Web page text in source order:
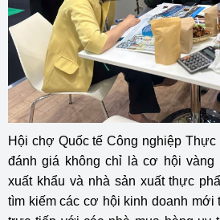
Hội chợ Quốc tế Công nghiệp
đánh giá không chỉ là cơ hội vàng
xuất khẩu và nhà sản xuất thực
tìm kiếm các cơ hội kinh doanh mới